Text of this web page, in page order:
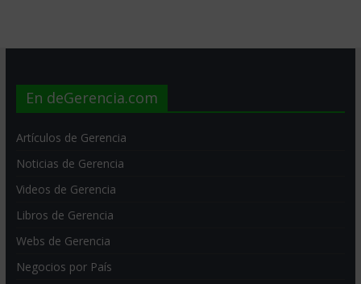
En deGerencia.com
Artículos de Gerencia
Noticias de Gerencia
Videos de Gerencia
Libros de Gerencia
Webs de Gerencia
Negocios por País